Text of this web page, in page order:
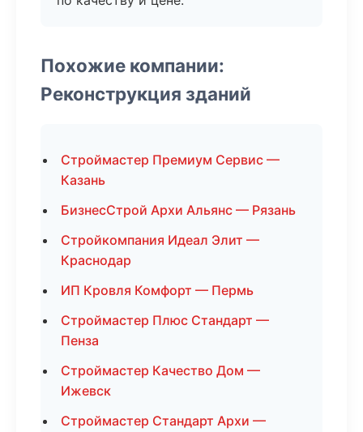
Похожие компании:
Реконструкция зданий
Строймастер Премиум Сервис —
Казань
БизнесСтрой Архи Альянс — Рязань
Стройкомпания Идеал Элит —
Краснодар
ИП Кровля Комфорт — Пермь
Строймастер Плюс Стандарт —
Пенза
Строймастер Качество Дом —
Ижевск
Строймастер Стандарт Архи —